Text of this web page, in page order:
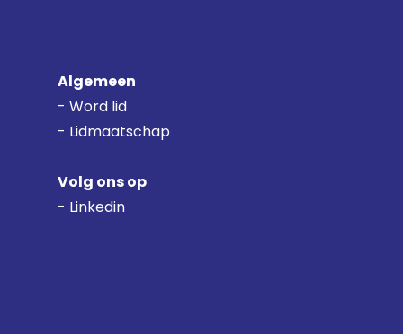
Algemeen
- Word lid
- Lidmaatschap
Volg ons op
- Linkedin